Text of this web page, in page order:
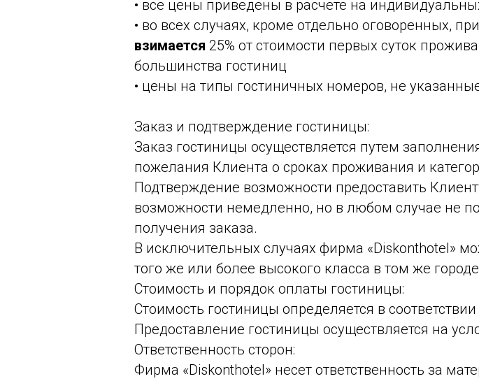
• все цены приведены в расчете на
• во всех случаях, кроме отдельно оговоренных,
взимается 25% от стоимости первых суток
большинства гостиниц
• цены на типы гостиничных номеров, не
Заказ и подтверждение гостиницы:
Заказ гостиницы осуществляется путем
пожелания Клиента о сроках проживания и
Подтверждение возможности предоставить
возможности немедленно, но в любом случае не
получения заказа.
В исключительных случаях фирма «Diskonthotel»
того же или более высокого класса в том же
Стоимость и порядок оплаты гостиницы:
Стоимость гостиницы определяется в
Предоставление гостиницы осуществляется на
Ответственность сторон:
Фирма «Diskonthotel» несет ответственность за